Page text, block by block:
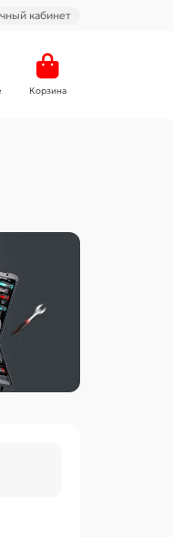
кабинет
Корзина